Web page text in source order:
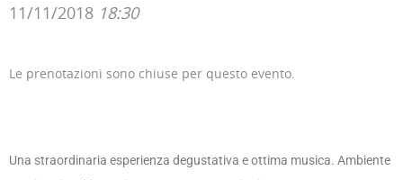
11/11/2018 18:30
Le prenotazioni sono chiuse per questo evento.
Una straordinaria esperienza degustativa e ottima musica. Ambiente